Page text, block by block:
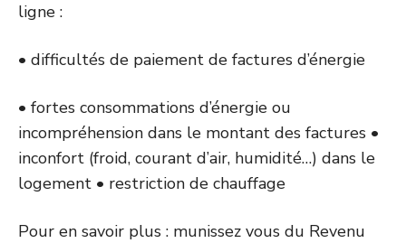
ligne :
• difficultés de paiement de factures d’énergie
• fortes consommations d’énergie ou
incompréhension dans le montant des factures •
inconfort (froid, courant d’air, humidité…) dans le
logement • restriction de chauffage
Pour en savoir plus : munissez vous du Revenu